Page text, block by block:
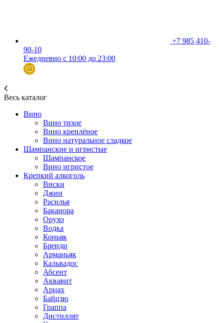
+7 985 410-
90-10
Ежедневно с 10:00 до 23:00
Весь каталог
Вино
Вино тихое
Вино креплёное
Вино натуральное сладкое
Шампанские и игристые
Шампанское
Вино игристое
Крепкий алкоголь
Виски
Джин
Расилья
Баканора
Орухо
Водка
Коньяк
Бренди
Арманьяк
Кальвадос
Абсент
Аквавит
Арцах
Байцзю
Граппа
Дистиллят